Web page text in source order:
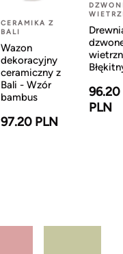
CERAMIKA Z
BALI
Wazon
dekoracyjny
ceramiczny z
Bali - Wzór
bambus
97.20 PLN
96.20
PLN